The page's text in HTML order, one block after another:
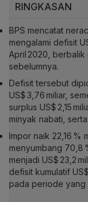
RINGKASAN
BPS mencatat
mengalami defisit
April 2020, berbalik
sebelumnya.
Defisit tersebut
US$ 3,76 miliar,
surplus US$ 2,15
minyak nabati,
Impor naik 22,16 %
menyumbang 70,8
menjadi US$ 23,2
defisit kumulatif
pada periode yang